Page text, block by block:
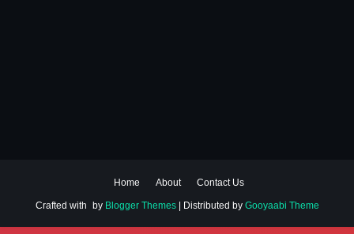
Home About Contact Us
Crafted with by Blogger Themes| Distributed by Gooyaabi Theme